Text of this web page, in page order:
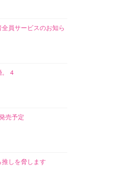
全員サービスのお知ら
。 4
売予定
しを脅します